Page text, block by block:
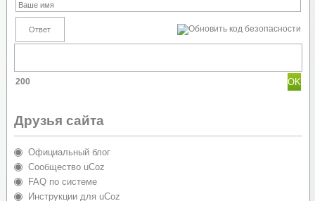
200
Друзья сайта
Официальный блог
Сообщество uCoz
FAQ по системе
Инструкции для uCoz